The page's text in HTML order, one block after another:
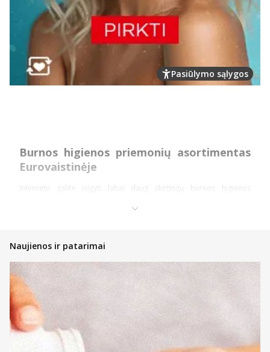
Pasiūlymo sąlygos
Burnos higienos priemonių asortimentas
Eurovaistinėje
Internetu galite įsigyti labai daug skirtingų burnos higienos
pagrindinė ir kiekvieno naudojama higienos priemonė.
tačiau ir būtent jums tinkančių pastų. Turime jautriems
dantims, jautrioms dantenoms bei vaikams pritaikytų
arba jautrumą mažinantį poveikį.
dantų higienos priemonė arba net būtinas naudoti
preparatas po procedūrų, operacijų. Kai kuriuos skalavimo
skysčius ar putas galima vartoti ir po rūkymo, valgių ar
Naujienos ir patarimai